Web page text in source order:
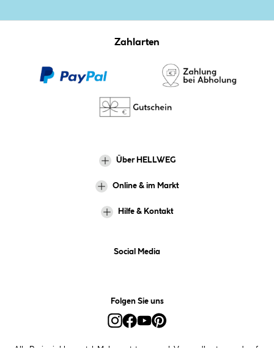
Zahlarten
Über HELLWEG
Online & im Markt
Hilfe & Kontakt
Social Media
Folgen Sie uns
Alle Preise inkl. gesetzl. Mehrwertsteuer zzgl. Versandkosten
und ggf.